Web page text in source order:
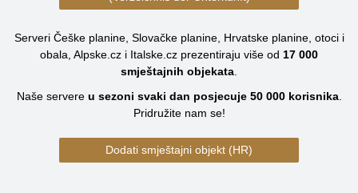
Serveri Češke planine, Slovačke planine, Hrvatske planine, otoci i
obala, Alpske.cz i Italske.cz prezentiraju više od 17 000
smještajnih objekata
Naše servere u sezoni svaki dan posjecuje 50 000korisnika.
Pridružite nam se!
Dodati smještajni objekt (HR)